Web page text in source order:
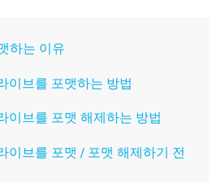
하는 이유
이브를 포맷하는 방법
이브를 포맷 해제하는 방법
이브를 포맷 / 포맷 해제하기 전